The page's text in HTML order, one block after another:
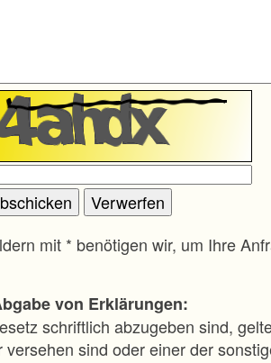
mit * benötigen wir, um Ihre
von Erklärungen:
schriftlich abzugeben sind,
sind oder einer der